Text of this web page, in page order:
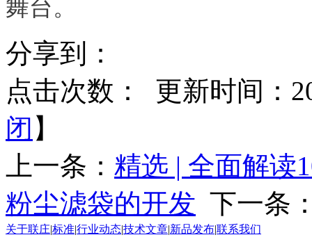
分享到：
点击次数：
更新时间：
闭 】
上一条： 精选 | 全面解读
粉尘滤袋的开发 下一条
关于联庄|标准|行业动态|技术文章|新品发布|联系我们